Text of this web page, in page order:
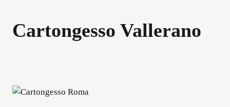
Cartongesso Vallerano